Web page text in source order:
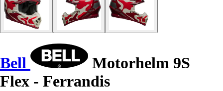
Bell
Motorhelm 9S
Flex - Ferrandis